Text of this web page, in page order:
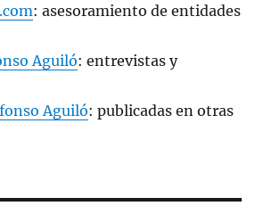
: asesoramiento de entidades
Aguiló: entrevistas y
Aguiló: publicadas en otras